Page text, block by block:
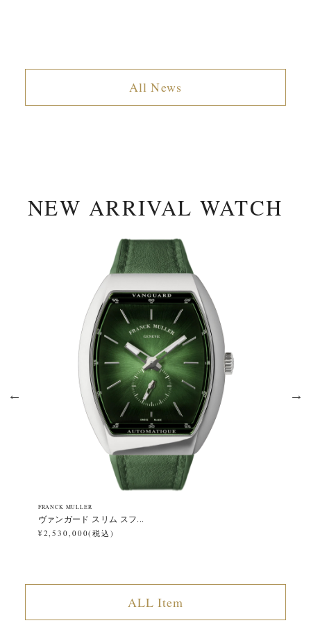
All News
NEW ARRIVAL WATCH
FRANCK MULLER
ヴァンガード スリム スフ...
¥2,530,000(税込)
ALL Item